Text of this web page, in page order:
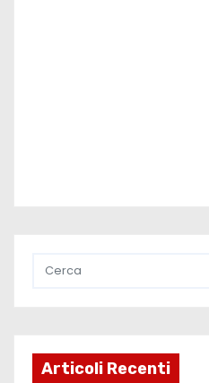
Articoli Recenti